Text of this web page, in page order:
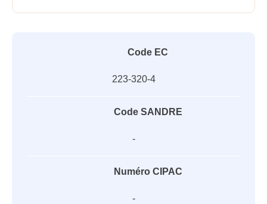
Code EC
223-320-4
Code SANDRE
-
Numéro CIPAC
-